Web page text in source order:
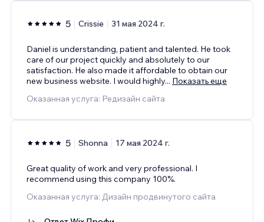
5 Crissie 31 мая 2024 г.
Daniel is understanding, patient and talented. He took
care of our project quickly and absolutely to our
satisfaction. He also made it affordable to obtain our
new business website. I would highly... Показать еще
Оказанная услуга: Редизайн сайта
5 Shonna 17 мая 2024 г.
Great quality of work and very professional. I
recommend using this company 100%.
Оказанная услуга: Дизайн продвинутого сайта